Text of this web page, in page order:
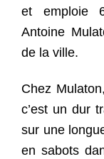
et emploie
Antoine
de la ville.
Chez
c’est un dur
sur une
en sabots